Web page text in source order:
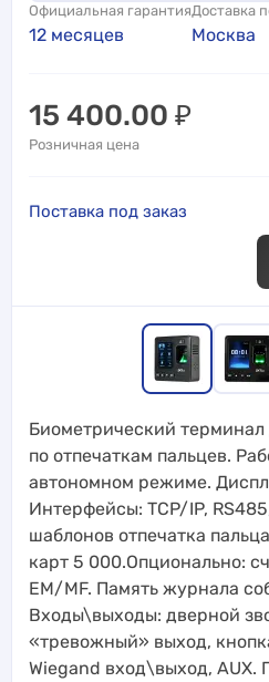
Официальная гарантия
12 месяцев
Доставка
Москва
15 400.00 ₽
Розничная цена
Поставка под заказ
Биометрический
по отпечаткам пальцев.
автономном режиме.
Интерфейсы: TCP/IP,
шаблонов отпечатка
карт 5 000.Опционально:
EM/MF. Память журнала
Входы\выходы: дверной
«тревожный» выход,
Wiegand вход\выход, AUX.